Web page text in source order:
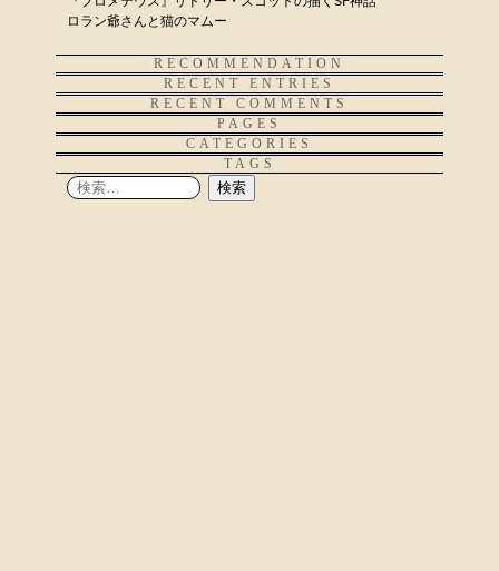
ロラン爺さんと猫のマムー
RECOMMENDATION
RECENT ENTRIES
RECENT COMMENTS
PAGES
CATEGORIES
TAGS